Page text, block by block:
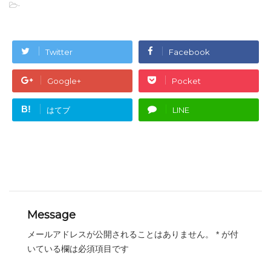
-
Twitter Facebook
Google+ Pocket
B! はてブ LINE
Message
メールアドレスが公開されることはありません。 * が付
いている欄は必須項目です